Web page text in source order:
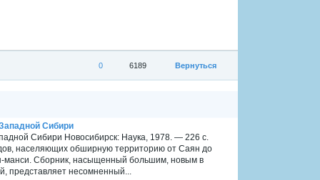
Вернуться
6189
0
Сибири
Сибири Новосибирск: Наука, 1978. — 226 с.
населяющих обширную территорию от Саян до
манси. Сборник, насыщенный большим, новым в
представляет несомненный...